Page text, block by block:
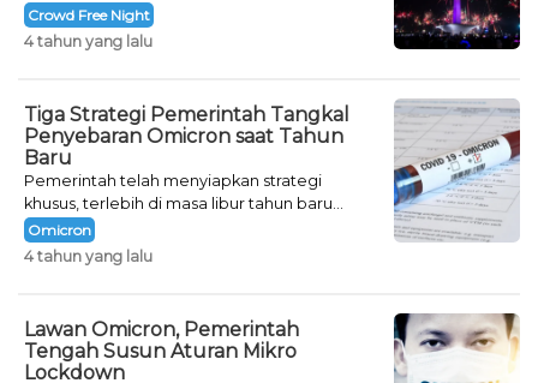
Crowd Free Night selama dua hari.
Crowd Free Night
4 tahun yang lalu
Tiga Strategi Pemerintah Tangkal
Penyebaran Omicron saat Tahun
Baru
Pemerintah telah menyiapkan strategi
khusus, terlebih di masa libur tahun baru
seperti saat ini.
Omicron
4 tahun yang lalu
Lawan Omicron, Pemerintah
Tengah Susun Aturan Mikro
Lockdown